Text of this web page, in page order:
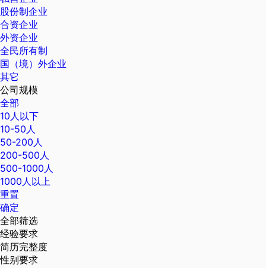
股份制企业
合资企业
外资企业
全民所有制
国（境）外企业
其它
公司规模
全部
10人以下
10-50人
50-200人
200-500人
500-1000人
1000人以上
重置
确定
全部筛选
经验要求
简历完整度
性别要求